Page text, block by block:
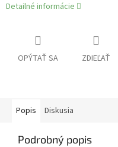
Detailné informácie
OPÝTAŤ SA ZDIEĽAŤ
Popis Diskusia
Podrobný popis